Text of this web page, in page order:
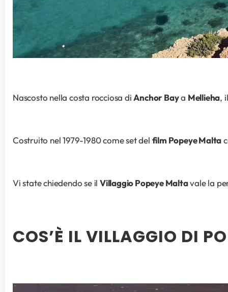
Nascosto nella costa rocciosa di Anchor Bay a Mellieha,
Costruito nel 1979-1980 come set del film Popeye Malta
Vi state chiedendo se il Villaggio Popeye Malta vale la
COS’È IL VILLAGGIO DI